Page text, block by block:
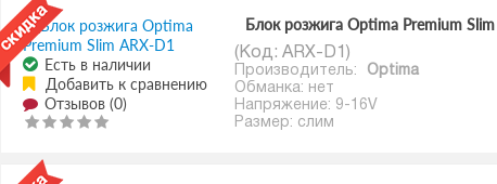
Есть в наличии
Добавить к сравнению
Отзывов (0)
Блок розжига Optima Premium
(Код:ARX-D1 )
Производитель:
Optima
Обманка: нет
Напряжение: 9-16V
Размер: слим